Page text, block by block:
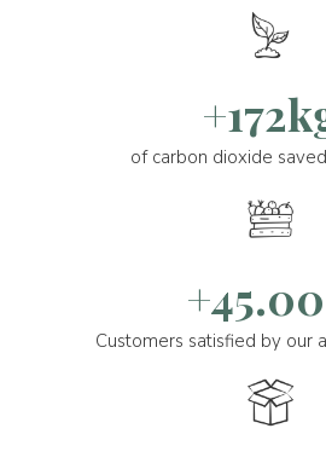
of carbon dioxide
Customers satisfied by our